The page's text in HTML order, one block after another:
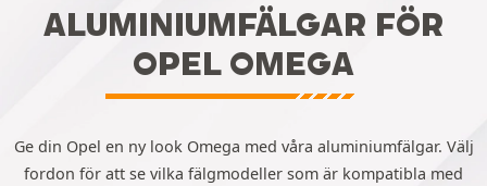
ALUMINIUMFÄLGAR FÖR
OPEL OMEGA
Ge din Opel en ny look Omega med våra aluminiumfälgar. Välj
fordon för att se vilka fälgmodeller som är kompatibla med